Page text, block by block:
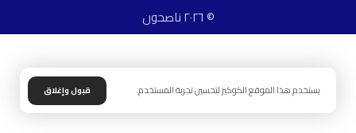
© ٢٠٢٦ ناصحون
يستخدم هذا الموقع الكوكيز لتحسين تجربة المستخدم. قبول وإغلاق